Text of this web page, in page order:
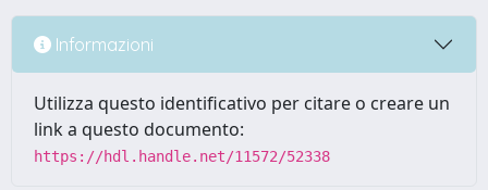
Informazioni
Utilizza questo identificativo per citare o creare un
link a questo documento:
https://hdl.handle.net/11572/52338